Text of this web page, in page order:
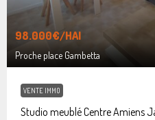
98.000€/HAI
Proche place Gambetta
VENTE IMMO
Studio meublé Centre Amiens